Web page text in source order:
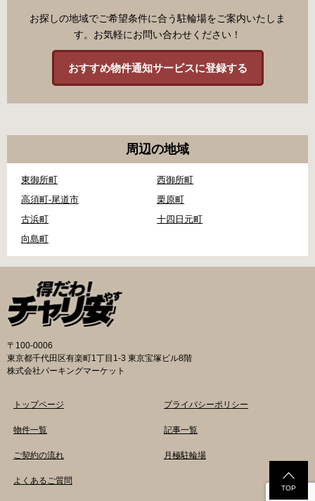
お探しの地域でご希望条件に合う駐輪場をご案内いたしま
す。お気軽にお問い合わせください！
おすすめ物件通知サービスに登録する
周辺の地域
東御所町
西御所町
高須町-尾道市
栗原町
古浜町
十四日元町
向島町
〒100-0006
東京都千代田区有楽町1丁目1-3 東京宝塚ビル8階
株式会社パーキングマーケット
トップページ
物件一覧
ご契約の流れ
よくあるご質問
プライバシーポリシー
記事一覧
月極駐輪場
TOP